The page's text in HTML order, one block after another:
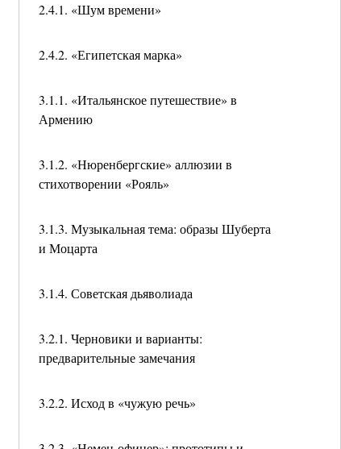
2.4.1. «Шум времени»
2.4.2. «Египетская марка»
3.1.1. «Итальянское путешествие» в
Армению
3.1.2. «Нюренбергские» аллюзии в
стихотворении «Рояль»
3.1.3. Музыкальная тема: образы Шуберта
и Моцарта
3.1.4. Советская дьяволиада
3.2.1. Черновики и варианты:
предварительные замечания
3.2.2. Исход в «чужую речь»